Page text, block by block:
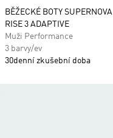
BĚŽECKÉ BOTY SUPERNOVA
RISE 3 ADAPTIVE
Muži Performance
3 barvy/ev
30denní zkušební doba